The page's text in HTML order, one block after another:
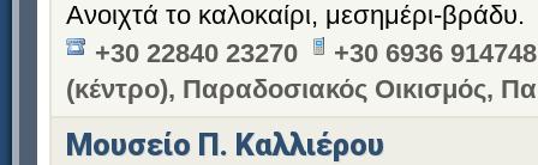
Ανοιχτά το καλοκαίρι, μεσημέρι-βράδυ.
+30 22840 23270
+30 6936 914748
(κέντρο), Παραδοσιακός Οικισμός,
Μουσείο Π. Καλλιέρου